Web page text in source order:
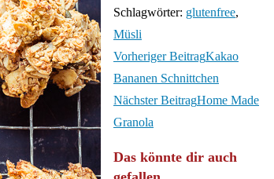
Schlagwörter: glutenfree,
Müsli
Vorheriger BeitragKakao
Bananen Schnittchen
Nächster BeitragHome Made
Granola
Das könnte dir auch